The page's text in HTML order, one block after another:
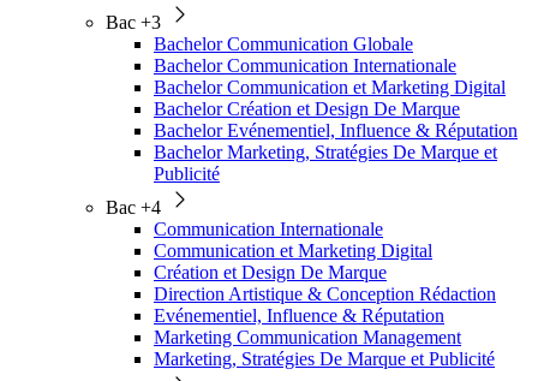
Bac +3
Bachelor Communication Globale
Bachelor Communication Internationale
Bachelor Communication et Marketing Digital
Bachelor Création et Design De Marque
Bachelor Evénementiel, Influence & Réputation
Bachelor Marketing, Stratégies De Marque et
Publicité
Bac +4
Communication Internationale
Communication et Marketing Digital
Création et Design De Marque
Direction Artistique & Conception Rédaction
Evénementiel, Influence & Réputation
Marketing Communication Management
Marketing, Stratégies De Marque et Publicité